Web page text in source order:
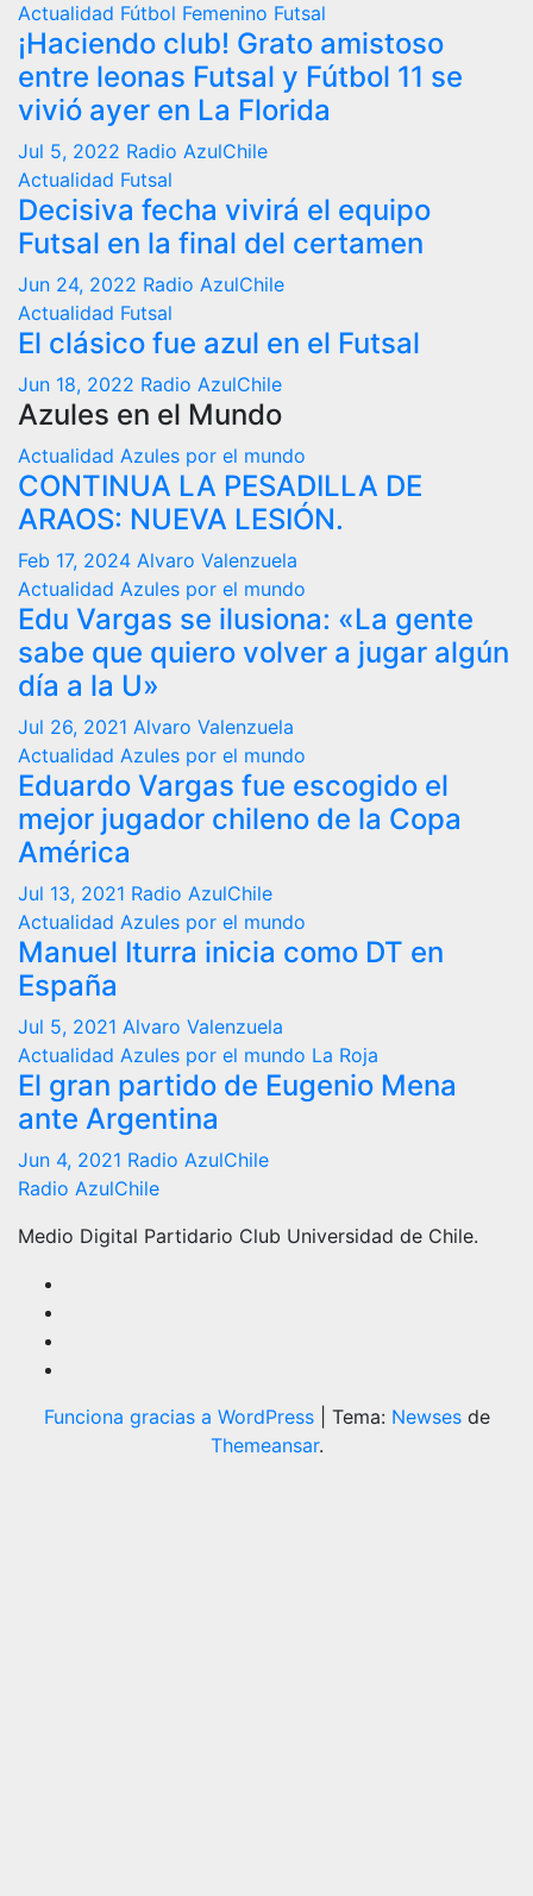
Actualidad Fútbol Femenino Futsal
¡Haciendo club! Grato amistoso
entre leonas Futsal y Fútbol 11 se
vivió ayer en La Florida
Jul 5, 2022 Radio AzulChile
Actualidad Futsal
Decisiva fecha vivirá el equipo
Futsal en la final del certamen
Jun 24, 2022 Radio AzulChile
Actualidad Futsal
El clásico fue azul en el Futsal
Jun 18, 2022 Radio AzulChile
Azules en el Mundo
Actualidad Azules por el mundo
CONTINUA LA PESADILLA DE
ARAOS: NUEVA LESIÓN.
Feb 17, 2024 Alvaro Valenzuela
Actualidad Azules por el mundo
Edu Vargas se ilusiona: «La gente
sabe que quiero volver a jugar algún
día a la U»
Jul 26, 2021 Alvaro Valenzuela
Actualidad Azules por el mundo
Eduardo Vargas fue escogido el
mejor jugador chileno de la Copa
América
Jul 13, 2021 Radio AzulChile
Actualidad Azules por el mundo
Manuel Iturra inicia como DT en
España
Jul 5, 2021 Alvaro Valenzuela
Actualidad Azules por el mundo La Roja
El gran partido de Eugenio Mena
ante Argentina
Jun 4, 2021 Radio AzulChile
Radio AzulChile
Medio Digital Partidario Club Universidad de Chile.
Funciona gracias a WordPress Tema: Newsesde
Themeansar.